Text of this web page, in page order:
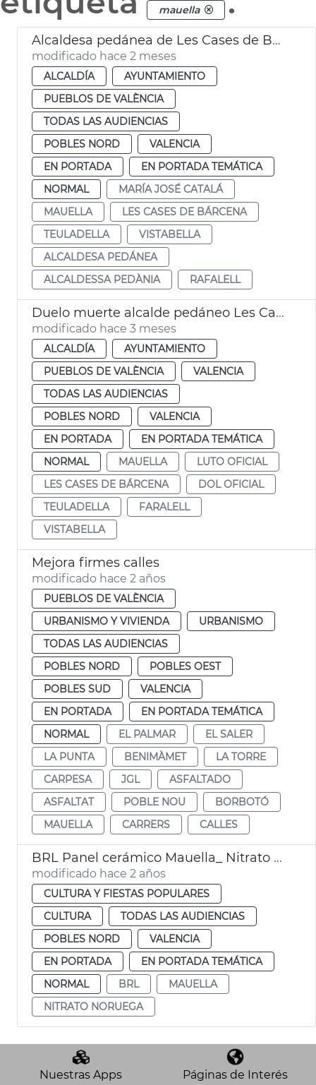
mauella
Alcaldesa pedánea de Les Cases de Bàrcena València
modificado hace 2 meses
ALCALDÍA
AYUNTAMIENTO
PUEBLOS DE VALÈNCIA
TODAS LAS AUDIENCIAS
POBLES NORD
VALENCIA
EN PORTADA
EN PORTADA TEMÁTICA
NORMAL
MARÍA JOSÉ CATALÁ
MAUELLA
LES CASES DE BÁRCENA
TEULADELLA
VISTABELLA
ALCALDESA PEDÁNEA
ALCALDESSA PEDÀNIA
RAFALELL
Duelo muerte alcalde pedáneo Les Cases de Bàrcena València
modificado hace 3 meses
ALCALDÍA
AYUNTAMIENTO
PUEBLOS DE VALÈNCIA
VALENCIA
TODAS LAS AUDIENCIAS
POBLES NORD
VALENCIA
EN PORTADA
EN PORTADA TEMÁTICA
NORMAL
MAUELLA
LUTO OFICIAL
LES CASES DE BÁRCENA
DOL OFICIAL
TEULADELLA
FARALELL
VISTABELLA
Mejora firmes calles
modificado hace 2 años
PUEBLOS DE VALÈNCIA
URBANISMO Y VIVIENDA
URBANISMO
TODAS LAS AUDIENCIAS
POBLES NORD
POBLES OEST
POBLES SUD
VALENCIA
EN PORTADA
EN PORTADA TEMÁTICA
NORMAL
EL PALMAR
EL SALER
LA PUNTA
BENIMÀMET
LA TORRE
CARPESA
JGL
ASFALTADO
ASFALTAT
POBLE NOU
BORBOTÓ
MAUELLA
CARRERS CALLES
BRL Panel cerámico Mauella_ Nitrato de Noruega
modificado hace 2 años
CULTURA Y FIESTAS POPULARES
CULTURA
TODAS LAS AUDIENCIAS
POBLES NORD
VALENCIA
EN PORTADA
EN PORTADA TEMÁTICA
NORMAL
BRL
MAUELLA
NITRATO NORUEGA
Nuestras Apps Páginas de Interés